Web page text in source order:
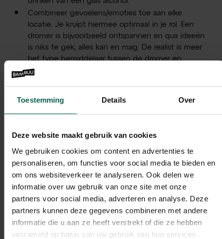
Toestemming Details Over
Deze website maakt gebruik van cookies
We gebruiken cookies om content en advertenties te
personaliseren, om functies voor social media te bieden en
om ons websiteverkeer te analyseren. Ook delen we
informatie over uw gebruik van onze site met onze
partners voor social media, adverteren en analyse. Deze
partners kunnen deze gegevens combineren met andere
informatie die u aan ze heeft verstrekt of die ze hebben
verzameld op basis van uw gebruik van hun services.
Combineer gevoelens/emoties toe aan elke
locatie. Je kruipt hiermee optimaal in je rol. Een
dromer is bijvoorbeeld ontspannen en qua ideeën
is niks te gek; alles kan en mag. De realist is meer
het type bemiddelaar tussen de dromer en
criticus en kijkt op een pragmatische manier naar
wijzen. Leef je dus zo goed mogelijk in, in de rol
die je op dat moment bezit.
Na het lezen besef je waarschijnlijk meer hoe
waardevol deze De Walt Disney methode in praktijk
kan zijn en inzetbaar is om marketingconcepten te
brainstormen. Een techniek welke wij binnen Bambuu
gebruiken voor toffe marketingcampagnes. Interesse
in onze aanpak op het vlak van brainstormen? Laat
Bambuu met je meedenken en creëren wij samen een
succesvolle campagne!